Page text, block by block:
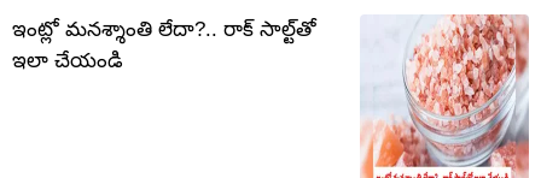
ఇంట్లో మనశ్శాంతి లేదా?.. రాక్ సాల్ట్‌తో
ఇలా చేయండి